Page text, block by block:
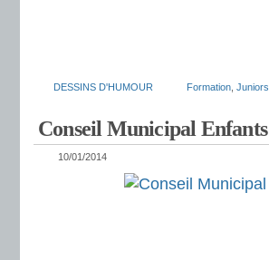
DESSINS D'HUMOUR Formation Juniors
Conseil Municipal Enfants
10/01/2014